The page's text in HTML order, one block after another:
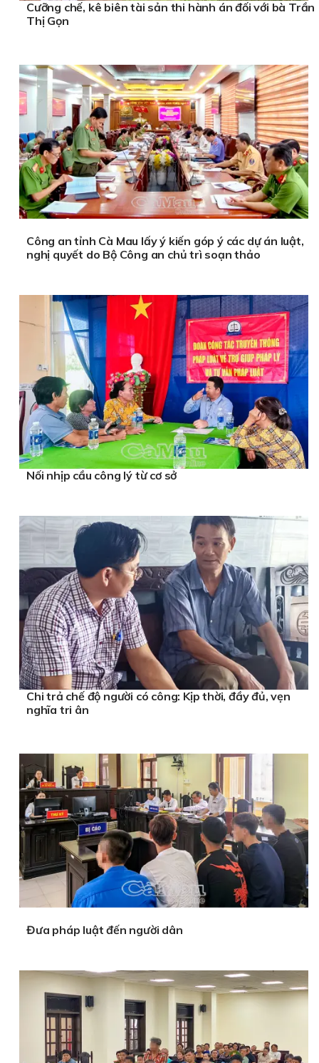
Cưỡng chế, kê biên tài sản thi hành án đối với bà Trần
Thị Gọn
Công an tỉnh Cà Mau lấy ý kiến góp ý các dự án luật,
nghị quyết do Bộ Công an chủ trì soạn thảo
Nối nhịp cầu công lý từ cơ sở
Chi trả chế độ người có công: Kịp thời, đầy đủ, vẹn
nghĩa tri ân
Đưa pháp luật đến người dân